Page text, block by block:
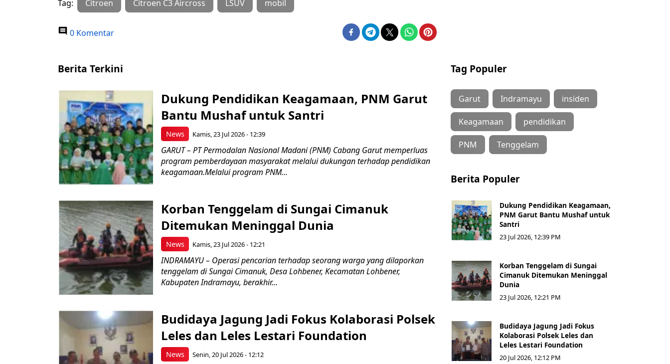
Tag: Citroen Citroen C3 Aircross LSUV mobil
0 Komentar
Berita Terkini
News
Dukung Pendidikan Keagamaan, PNM Garut
Bantu Mushaf untuk Santri
Kamis, 23 Jul 2026 - 12:39
GARUT – PT Permodalan Nasional Madani (PNM) Cabang Garut memperluas
program pemberdayaan masyarakat melalui dukungan terhadap pendidikan
keagamaan.Melalui program PNM...
News
Korban Tenggelam di Sungai Cimanuk
Ditemukan Meninggal Dunia
Kamis, 23 Jul 2026 - 12:21
INDRAMAYU – Operasi pencarian terhadap seorang warga yang dilaporkan
tenggelam di Sungai Cimanuk, Desa Lohbener, Kecamatan Lohbener,
Kabupaten Indramayu, berakhir...
News
Budidaya Jagung Jadi Fokus Kolaborasi Polsek
Leles dan Leles Lestari Foundation
Senin, 20 Jul 2026 - 12:12
Tag Populer
Garut Indramayu insiden
Keagamaan pendidikan
PNM Tenggelam
Berita Populer
Dukung Pendidikan Keagamaan,
PNM Garut Bantu Mushaf untuk
Santri
23 Jul 2026, 12:39 PM
Korban Tenggelam di Sungai
Cimanuk Ditemukan Meninggal
Dunia
23 Jul 2026, 12:21 PM
Budidaya Jagung Jadi Fokus
Kolaborasi Polsek Leles dan
Leles Lestari Foundation
20 Jul 2026, 12:12 PM